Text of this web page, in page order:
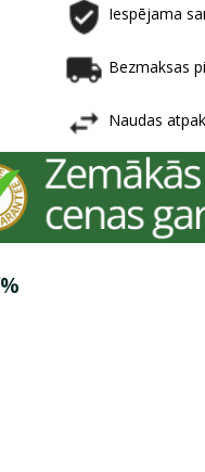
Iespējama
Bezmaksas
Naudas